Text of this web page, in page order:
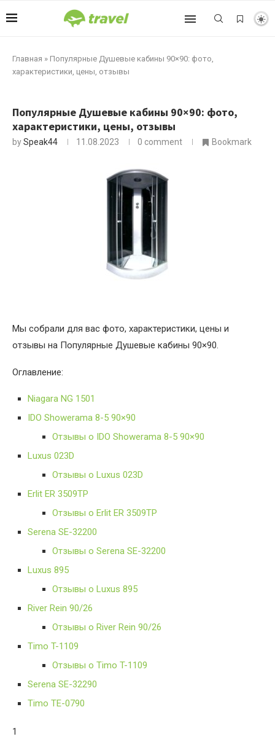
Главная » Популярные Душевые кабины 90×90: фото,
характеристики, цены, отзывы
Популярные Душевые кабины 90×90: фото,
характеристики, цены, отзывы
bySpeak44 11.08.2023 0 comment Bookmark
Мы собрали для вас фото, характеристики, цены и
отзывы на Популярные Душевые кабины 90×90.
Оглавление:
Niagara NG 1501
IDO Showerama 8-5 90×90
Отзывы о IDO Showerama 8-5 90×90
Luxus 023D
Отзывы о Luxus 023D
Erlit ER 3509ТP
Отзывы о Erlit ER 3509ТP
Serena SE-32200
Отзывы о Serena SE-32200
Luxus 895
Отзывы о Luxus 895
River Rein 90/26
Отзывы о River Rein 90/26
Timo T-1109
Отзывы о Timo T-1109
Serena SE-32290
Timo TE-0790
1